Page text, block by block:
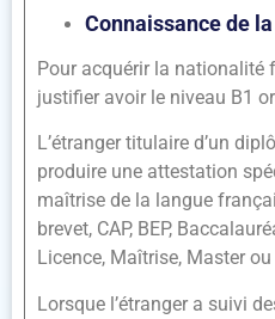
Connaissance de
Pour acquérir la nationalité
justifier avoir le niveau B1
L’étranger titulaire d’un
produire une attestation
maîtrise de la langue
brevet, CAP, BEP,
Licence, Maîtrise, Master
Lorsque l’étranger a suivi